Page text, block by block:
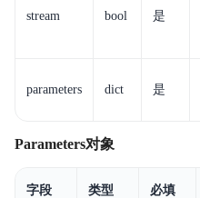
平台操作
常见问题
相关协议
stream bool 是
parameters dict 是
Parameters对象
字段 类型 必填